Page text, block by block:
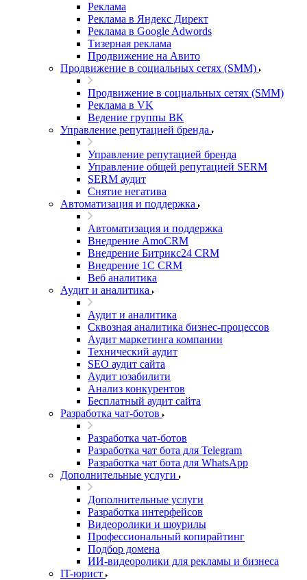
Реклама
Реклама в Яндекс Директ
Реклама в Google Adwords
Тизерная реклама
Продвижение на Авито
Продвижение в социальных сетях (SMM)
Продвижение в социальных сетях (SMM)
Реклама в VK
Ведение группы ВК
Управление репутацией бренда
Управление репутацией бренда
Управление общей репутацией SERM
SERM аудит
Снятие негатива
Автоматизация и поддержка
Автоматизация и поддержка
Внедрение AmoCRM
Внедрение Битрикс24 CRM
Внедрение 1C CRM
Веб аналитика
Аудит и аналитика
Аудит и аналитика
Сквозная аналитика бизнес-процессов
Аудит маркетинга компании
Технический аудит
SEO аудит сайта
Аудит юзабилити
Анализ конкурентов
Бесплатный аудит сайта
Разработка чат-ботов
Разработка чат-ботов
Разработка чат бота для Telegram
Разработка чат бота для WhatsApp
Дополнительные услуги
Дополнительные услуги
Разработка интерфейсов
Видеоролики и шоурилы
Профессиональный копирайтинг
Подбор домена
ИИ-видеоролики для рекламы и бизнеса
IT-юрист